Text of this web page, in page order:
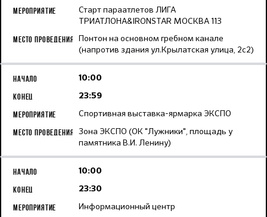
Старт параатлетов ЛИГА
ТРИАТЛОНА&IRONSTAR МОСКВА 113
Понтон на основном гребном канале
(напротив здания ул.Крылатская улица, 2с2)
10:00
23:59
Спортивная выставка-ярмарка ЭКСПО
Зона ЭКСПО (ОК "Лужники", площадь у
памятника В.И. Ленину)
10:00
23:30
Информационный центр